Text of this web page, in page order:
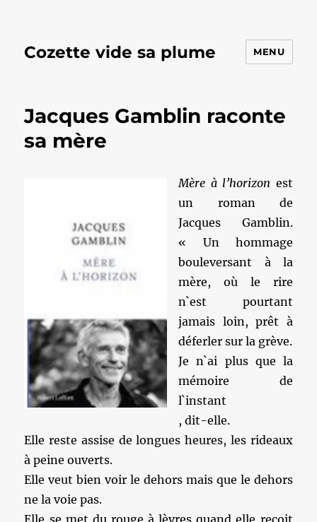
Cozette vide sa plume MENU
Jacques Gamblin raconte
sa mère
Mère à l’horizon est
un roman de
Jacques Gamblin.
« Un hommage
bouleversant à la
mère, où le rire
n`est pourtant
jamais loin, prêt à
déferler sur la grève.
Je n`ai plus que la
mémoire de
l`instant
, dit-elle.
Elle reste assise de longues heures, les rideaux
à peine ouverts.
Elle veut bien voir le dehors mais que le dehors
ne la voie pas.
Elle se met du rouge à lèvres quand elle reçoit